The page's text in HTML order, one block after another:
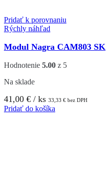
Pridať k porovnaniu
Rýchly náhľad
Modul Nagra CAM803 SK
Hodnotenie 5.00 z 5
Na sklade
41,00 € / ks 33,33 € bez DPH
Pridať do košíka